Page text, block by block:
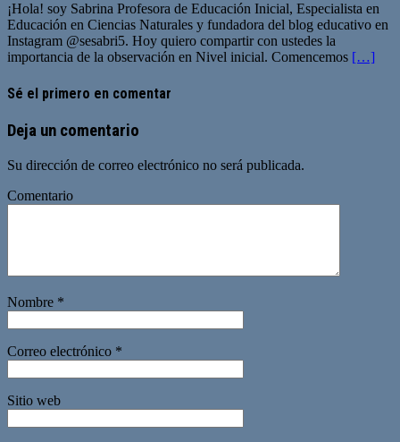
¡Hola! soy Sabrina Profesora de Educación Inicial, Especialista en
Educación en Ciencias Naturales y fundadora del blog educativo en
Instagram @sesabri5. Hoy quiero compartir con ustedes la
importancia de la observación en Nivel inicial. Comencemos […]
Sé el primero en comentar
Deja un comentario
Su dirección de correo electrónico no será publicada.
Comentario
Nombre *
Correo electrónico *
Sitio web